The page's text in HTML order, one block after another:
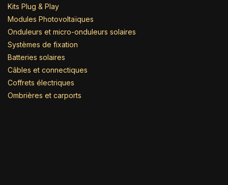
Kits Plug & Play
Modules Photovoltaïques
Onduleurs et micro-onduleurs solaires
Systèmes de fixation
Batteries solaires
Câbles et connectiques
Coffrets électriques
Ombrières et carports